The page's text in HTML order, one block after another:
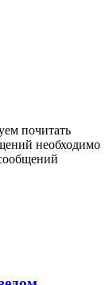
почитать
необходимо